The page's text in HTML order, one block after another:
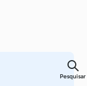
Pesquisar